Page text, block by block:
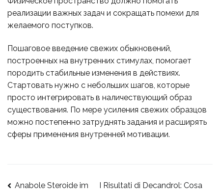
реализации важных задач и сокращать помехи для
желаемого поступков.
Пошаговое введение свежих обыкновений,
построенных на внутренних стимулах, помогает
породить стабильные изменения в действиях.
Стартовать нужно с небольших шагов, которые
просто интегрировать в наличествующий образ
существования. По мере усиления свежих образцов
можно постепенно затруднять задания и расширять
сферы применения внутренней мотивации.
Anabole Steroide im
I Risultati di Decandrol: Cosa